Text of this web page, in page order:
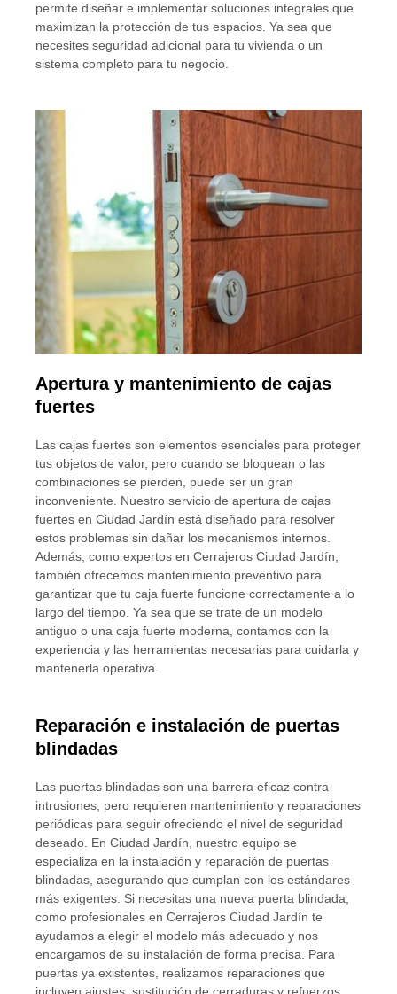
permite diseñar e implementar soluciones integrales que
maximizan la protección de tus espacios. Ya sea que
necesites seguridad adicional para tu vivienda o un
sistema completo para tu negocio.
Apertura y mantenimiento de cajas
fuertes
Las cajas fuertes son elementos esenciales para proteger
tus objetos de valor, pero cuando se bloquean o las
combinaciones se pierden, puede ser un gran
inconveniente. Nuestro servicio de apertura de cajas
fuertes en Ciudad Jardín está diseñado para resolver
estos problemas sin dañar los mecanismos internos.
Además, como expertos en Cerrajeros Ciudad Jardín,
también ofrecemos mantenimiento preventivo para
garantizar que tu caja fuerte funcione correctamente a lo
largo del tiempo. Ya sea que se trate de un modelo
antiguo o una caja fuerte moderna, contamos con la
experiencia y las herramientas necesarias para cuidarla y
mantenerla operativa.
Reparación e instalación de puertas
blindadas
Las puertas blindadas son una barrera eficaz contra
intrusiones, pero requieren mantenimiento y reparaciones
periódicas para seguir ofreciendo el nivel de seguridad
deseado. En Ciudad Jardín, nuestro equipo se
especializa en la instalación y reparación de puertas
blindadas, asegurando que cumplan con los estándares
más exigentes. Si necesitas una nueva puerta blindada,
como profesionales en Cerrajeros Ciudad Jardín te
ayudamos a elegir el modelo más adecuado y nos
encargamos de su instalación de forma precisa. Para
puertas ya existentes, realizamos reparaciones que